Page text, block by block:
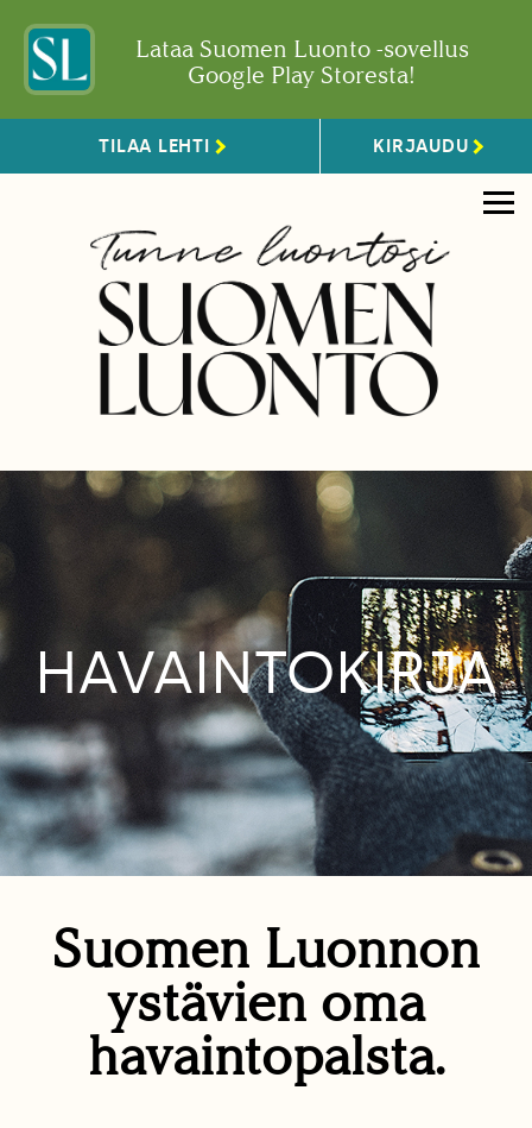
Lataa Suomen Luonto -sovellus
Google Play Storesta!
TILAA LEHTI KIRJAUDU
HAVAINTOKIRJA
Suomen Luonnon
ystävien oma
havaintopalsta.